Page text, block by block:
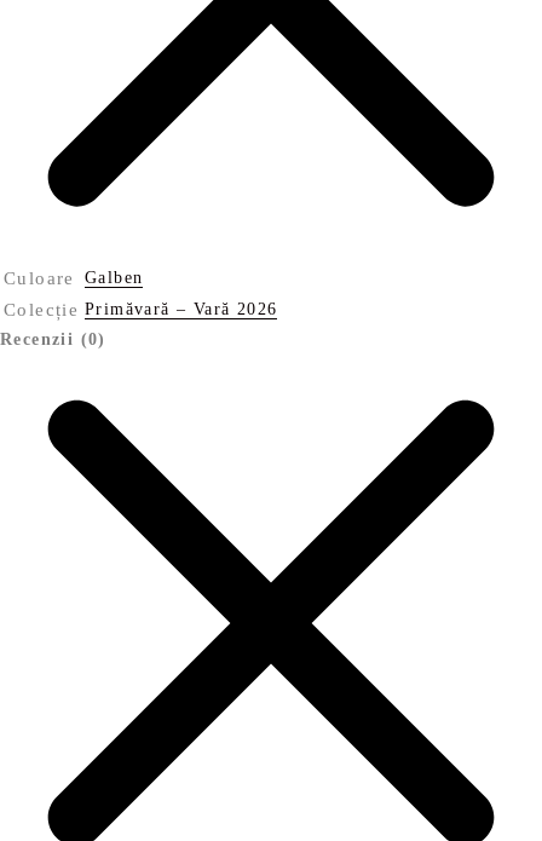
Culoare Galben
Colecție Primăvară – Vară 2026
Recenzii (0)